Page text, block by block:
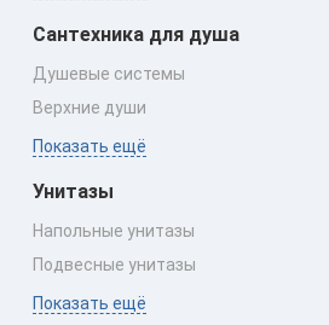
Сантехника для душа
Душевые системы
Верхние души
Показать ещё
Унитазы
Напольные унитазы
Подвесные унитазы
Показать ещё